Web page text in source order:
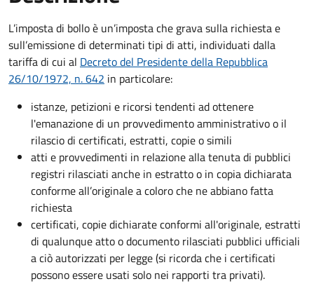
L’imposta di bollo è un’imposta che grava sulla richiesta e
sull’emissione di determinati tipi di atti, individuati dalla
tariffa di cui al Decreto del Presidente della Repubblica
26/10/1972, n. 642 in particolare:
istanze, petizioni e ricorsi tendenti ad ottenere
l'emanazione di un provvedimento amministrativo o il
rilascio di certificati, estratti, copie o simili
atti e provvedimenti in relazione alla tenuta di pubblici
registri rilasciati anche in estratto o in copia dichiarata
conforme all’originale a coloro che ne abbiano fatta
richiesta
certificati, copie dichiarate conformi all'originale, estratti
di qualunque atto o documento rilasciati pubblici ufficiali
a ciò autorizzati per legge (si ricorda che i certificati
possono essere usati solo nei rapporti tra privati).